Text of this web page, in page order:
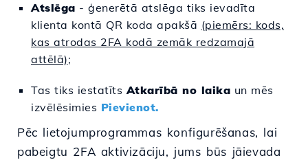
Atslēga - ģenerētā atslēga tiks ievadīta
klienta kontā QR koda apakšā (piemērs: kods,
kas atrodas 2FA kodā zemāk redzamajā
attēlā);
Tas tiks iestatītsAtkarībā no laika un mēs
izvēlēsimies Pievienot.
Pēc lietojumprogrammas konfigurēšanas, lai
pabeigtu 2FA aktivizāciju, jums būs jāievada